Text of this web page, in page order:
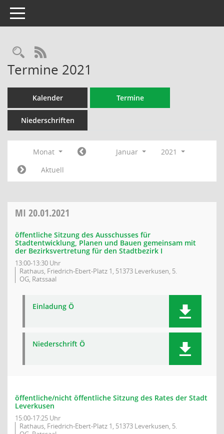
Toggle navigation
Rechercheauswahl
RSS-Feed
Termine 2021
Kalender Termine
Niederschriften
Monat Januar
2021
Aktuell
MI 20.01.2021
öffentliche Sitzung des Ausschusses für
Stadtentwicklung, Planen und Bauen gemeinsam mit
der Bezirksvertretung für den Stadtbezirk I
13:00-13:30 Uhr
Rathaus, Friedrich-Ebert-Platz 1, 51373 Leverkusen, 5.
OG, Ratssaal
Einladung Ö
Niederschrift Ö
öffentliche/nicht öffentliche Sitzung des Rates der Stadt
Leverkusen
15:00-17:25 Uhr
Rathaus, Friedrich-Ebert-Platz 1, 51373 Leverkusen, 5.